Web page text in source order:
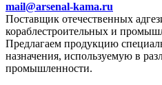
mail@arsenal-kama.ru
Поставщик отечественных
кораблестроительных и
Предлагаем продукцию
назначения, используемую в
промышленности.